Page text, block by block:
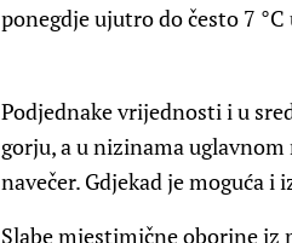
ponegdje ujutro do često 7
Podjednake vrijednosti i u
gorju, a u nizinama
navečer. Gdjekad je moguća i
Slabe mjestimične oborine iz